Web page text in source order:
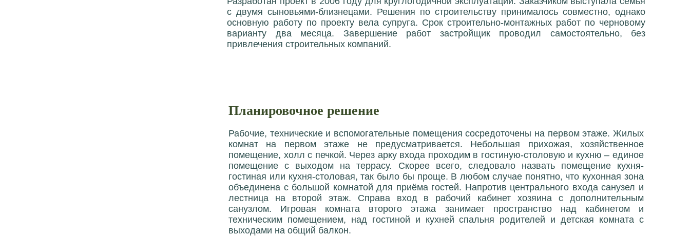
с двумя сыновьями-близнецами. Решения по строительству принималось совместно, однако
основную работу по проекту вела супруга. Срок строительно-монтажных работ по черновому
варианту два месяца. Завершение работ застройщик проводил самостоятельно, без
привлечения строительных компаний.
Планировочное решение
Рабочие, технические и вспомогательные помещения сосредоточены на первом этаже. Жилых
комнат на первом этаже не предусматривается. Небольшая прихожая, хозяйственное
помещение, холл с печкой. Через арку входа проходим в гостиную-столовую и кухню – единое
помещение с выходом на террасу. Скорее всего, следовало назвать помещение кухня-
гостиная или кухня-столовая, так было бы проще. В любом случае понятно, что кухонная зона
объединена с большой комнатой для приёма гостей. Напротив центрального входа санузел и
лестница на второй этаж. Справа вход в рабочий кабинет хозяина с дополнительным
санузлом. Игровая комната второго этажа занимает пространство над кабинетом и
техническим помещением, над гостиной и кухней спальня родителей и детская комната с
выходами на общий балкон.